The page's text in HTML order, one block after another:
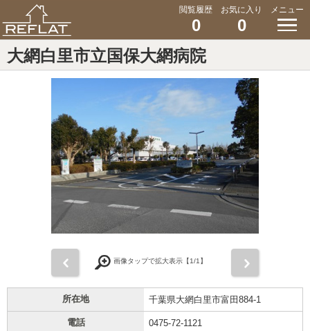
閲覧履歴
0
お気に入り
0
メニュー
大網白里市立国保大網病院
画像タップで拡大表示【1/1】
所在地 千葉県大網白里市富田884-1
電話 0475-72-1121